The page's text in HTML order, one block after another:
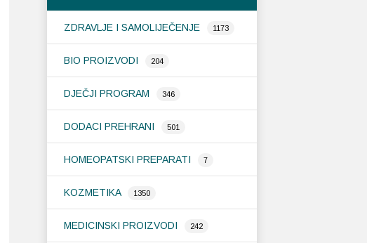
ZDRAVLJE I SAMOLIJEČENJE 1173
BIO PROIZVODI 204
DJEČJI PROGRAM 346
DODACI PREHRANI 501
HOMEOPATSKI PREPARATI 7
KOZMETIKA 1350
MEDICINSKI PROIZVODI 242